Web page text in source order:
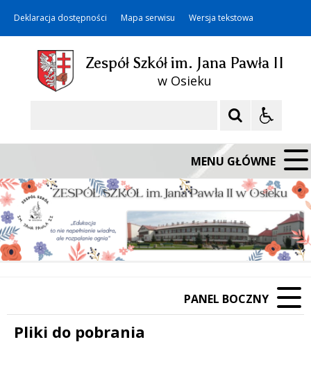
Deklaracja dostępności Mapa serwisu Wersja tekstowa
Zespół Szkół im. Jana Pawła II
w Osieku
MENU GŁÓWNE
PANEL BOCZNY
Pliki do pobrania